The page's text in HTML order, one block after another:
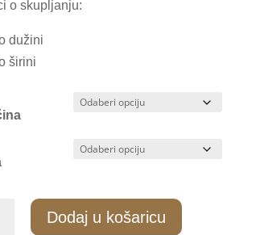
o skupljanju:
dužini
širini
Dodaj u košaricu